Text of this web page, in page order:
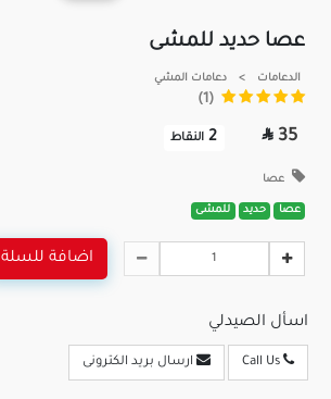
عصا حديد للمشى
الدعامات > دعامات المشي
(1)
35

2 النقاط
عصا
عصا حديد للمشى
اضافة للسلة
اسأل الصيدلي
ارسال بريد الكترونى